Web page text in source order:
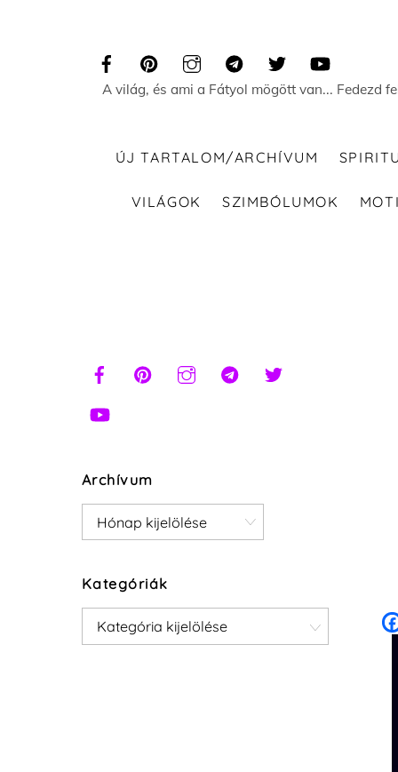
A világ, és ami a Fátyol mögött van... Fedezd
ÚJ TARTALOM/ARCHÍVUM
VILÁGOK SZIMBÓLUMOK
Archívum
Archívum
Kategóriák
Kategóriák